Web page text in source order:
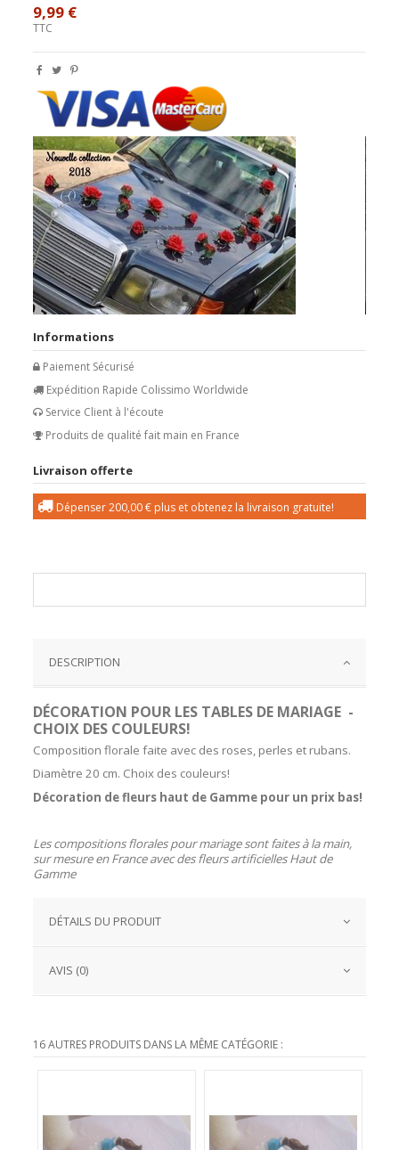
9,99 €
TTC
Informations
Paiement Sécurisé
Expédition Rapide Colissimo Worldwide
Service Client à l'écoute
Produits de qualité fait main en France
Livraison offerte
Dépenser200,00 € plus et obtenez la livraison gratuite!
DESCRIPTION
DÉCORATION POUR LES TABLES DE MARIAGE -
CHOIX DES COULEURS!
Composition florale faite avec des roses, perles et rubans.
Diamètre 20 cm. Choix des couleurs!
Décoration de fleurs haut de Gamme pour un prix bas!
Les compositions florales pour mariage sont faites à la main,
sur mesure en France avec des fleurs artificielles Haut de
Gamme
DÉTAILS DU PRODUIT
AVIS (0)
16 AUTRES PRODUITS DANS LA MÊME CATÉGORIE :